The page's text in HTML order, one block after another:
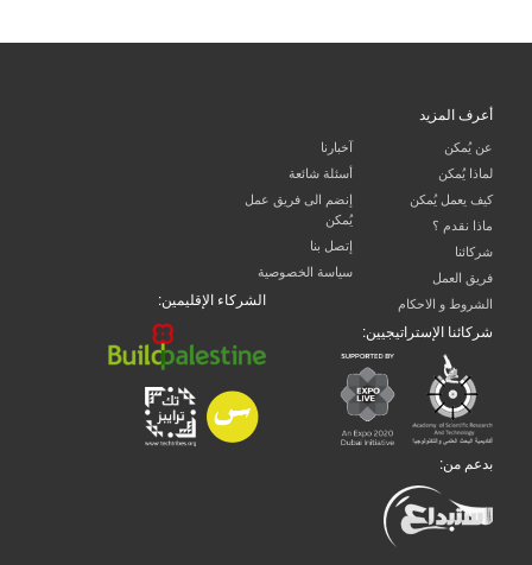
أعرف المزيد
عن يُمكن
لماذا يُمكن
كيف يعمل يُمكن
ماذا نقدم ؟
شركائنا
فريق العمل
الشروط و الاحكام
آخبارنا
أسئلة شائعة
إنضم الى فريق عمل
يُمكن
إتصل بنا
سياسة الخصوصية
الشركاء الإقليمين:
شركائنا الإستراتيجيين:
بدعم من: